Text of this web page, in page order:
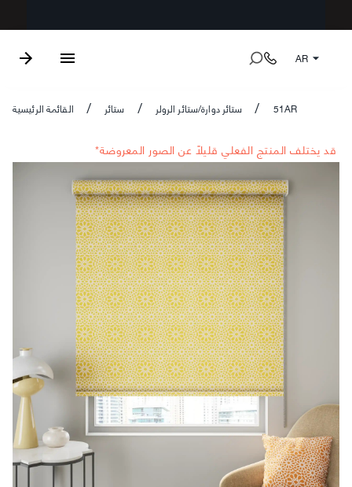
AR
القائمة الرئيسية / ستائر / ستائر دوارة/ستائر الرولر / 51AR
*قد يختلف المنتج الفعلي قليلاً عن الصور المعروضة